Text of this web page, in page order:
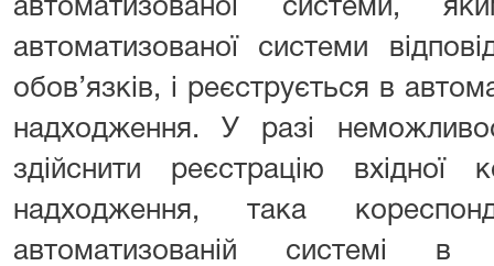
автоматизованої системи,
автоматизованої системи
обов’язків, і реєструється в
надходження. У разі
здійснити реєстрацію вхідної
надходження, така
автоматизованій системі